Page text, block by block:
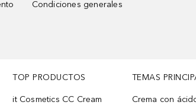
Condiciones generales
TOP PRODUCTOS
it Cosmetics CC Cream
TEMAS
Crema con